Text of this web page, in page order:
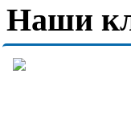
Наши